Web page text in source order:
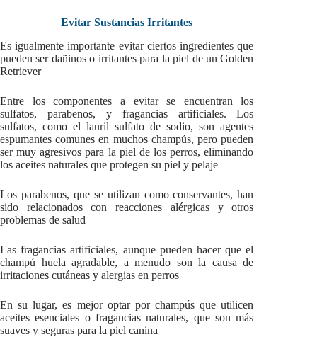
Evitar Sustancias Irritantes
Es igualmente importante evitar ciertos ingredientes que
pueden ser dañinos o irritantes para la piel de un Golden
Retriever
Entre los componentes a evitar se encuentran los
sulfatos, parabenos, y fragancias artificiales. Los
sulfatos, como el lauril sulfato de sodio, son agentes
espumantes comunes en muchos champús, pero pueden
ser muy agresivos para la piel de los perros, eliminando
los aceites naturales que protegen su piel y pelaje
Los parabenos, que se utilizan como conservantes, han
sido relacionados con reacciones alérgicas y otros
problemas de salud
Las fragancias artificiales, aunque pueden hacer que el
champú huela agradable, a menudo son la causa de
irritaciones cutáneas y alergias en perros
En su lugar, es mejor optar por champús que utilicen
aceites esenciales o fragancias naturales, que son más
suaves y seguras para la piel canina